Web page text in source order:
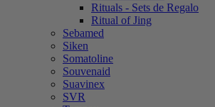
Rituals - Sets de Regalo
Ritual of Jing
Sebamed
Siken
Somatoline
Souvenaid
Suavinex
SVR